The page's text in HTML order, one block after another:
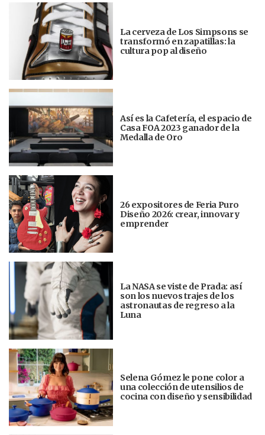
La cerveza de Los Simpsons se
transformó en zapatillas: la
cultura pop al diseño
Así es la Cafetería, el espacio de
Casa FOA 2023 ganador de la
Medalla de Oro
26 expositores de Feria Puro
Diseño 2026: crear, innovar y
emprender
La NASA se viste de Prada: así
son los nuevos trajes de los
astronautas de regreso a la
Luna
Selena Gómez le pone color a
una colección de utensilios de
cocina con diseño y sensibilidad